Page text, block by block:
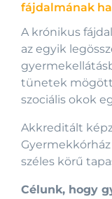
fájdalmának
A krónikus
az egyik
tünetek mögött
szociális okok
Akkreditált
Gyermekkórház
széles körű
Célunk, hogy